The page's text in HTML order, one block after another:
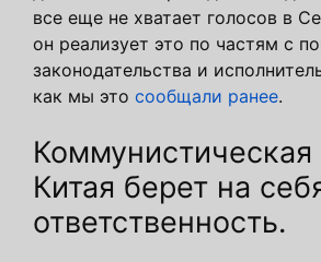
все еще не хватает голосов в
он реализует это по частям с
законодательства и
как мы это сообщали ранее.
Коммунистическая
Китая берет на
ответственность.